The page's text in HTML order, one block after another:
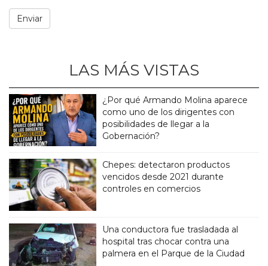
LAS MÁS VISTAS
¿Por qué Armando Molina aparece
como uno de los dirigentes con
posibilidades de llegar a la
Gobernación?
Chepes: detectaron productos
vencidos desde 2021 durante
controles en comercios
Una conductora fue trasladada al
hospital tras chocar contra una
palmera en el Parque de la Ciudad